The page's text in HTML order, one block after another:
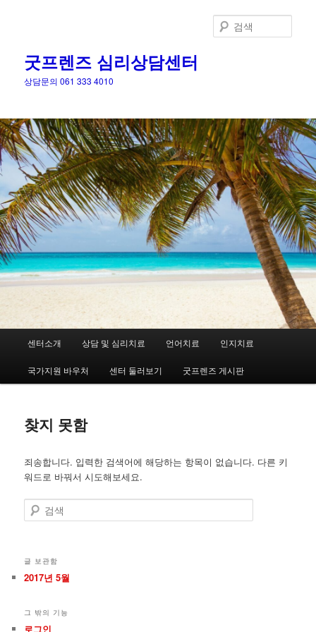
굿프렌즈 심리상담센터
상담문의 061 333 4010
색
첫
번
컨
텐
로
뛰
넘
두
번
컨
텐
로
뛰
넘
센터소개 상담 및 심리치료 언어치료 인지치료
국가지원 바우처 센터 둘러보기 굿프렌즈 게시판
찾지 못함
죄송합니다. 입력한 검색어에 해당하는 항목이 없습니다. 다른 키
워드로 바꿔서 시도해보세요.
검
색
글 보관함
2017년 5월
그 밖의 기능
로그인